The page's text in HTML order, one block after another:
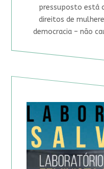
pressuposto está
direitos de
democracia – não